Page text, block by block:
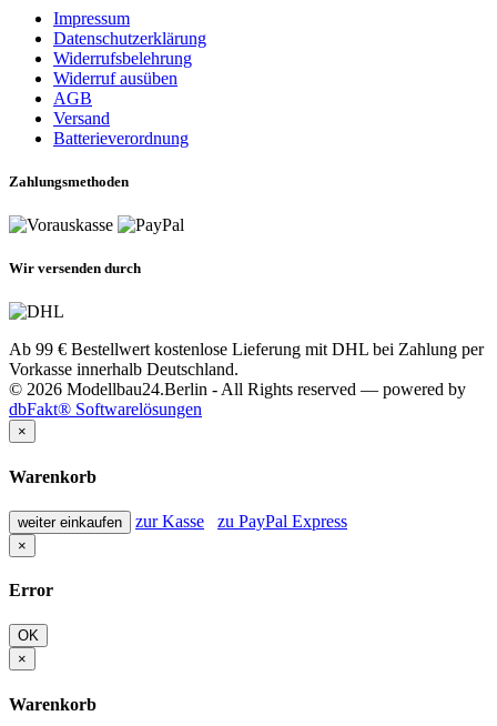
Impressum
Datenschutzerklärung
Widerrufsbelehrung
Widerruf ausüben
AGB
Versand
Batterieverordnung
Zahlungsmethoden
Wir versenden durch
Ab 99 € Bestellwert kostenlose Lieferung mit DHL bei Zahlung per
Vorkasse innerhalb Deutschland.
© 2026 Modellbau24.Berlin - All Rights reserved — powered by
dbFakt® Softwarelösungen
×
Warenkorb
weiter einkaufen zur Kasse zu PayPal Express
×
Error
OK
×
Warenkorb